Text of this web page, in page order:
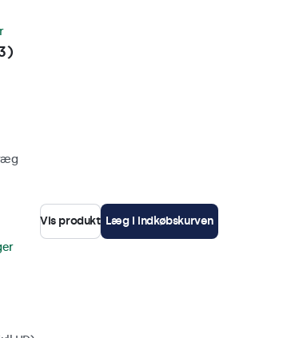
Vis produkt Læg i indkøbskurven